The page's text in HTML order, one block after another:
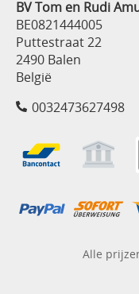
BV Tom en Rudi
BE0821444005
Puttestraat 22
2490 Balen
België
0032473627498
Alle